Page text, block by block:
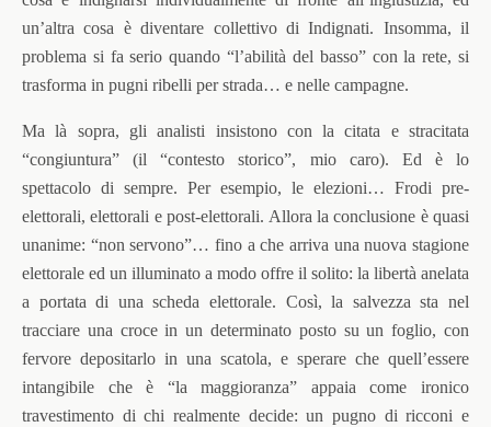
un’altra cosa è diventare collettivo di Indignati. Insomma, il
problema si fa serio quando “l’abilità del basso” con la rete, si
trasforma in pugni ribelli per strada… e nelle campagne.
Ma là sopra, gli analisti insistono con la citata e stracitata
“congiuntura” (il “contesto storico”, mio caro). Ed è lo
spettacolo di sempre. Per esempio, le elezioni… Frodi pre-
elettorali, elettorali e post-elettorali. Allora la conclusione è quasi
unanime: “non servono”… fino a che arriva una nuova stagione
elettorale ed un illuminato a modo offre il solito: la libertà anelata
a portata di una scheda elettorale. Così, la salvezza sta nel
tracciare una croce in un determinato posto su un foglio, con
fervore depositarlo in una scatola, e sperare che quell’essere
intangibile che è “la maggioranza” appaia come ironico
travestimento di chi realmente decide: un pugno di ricconi e